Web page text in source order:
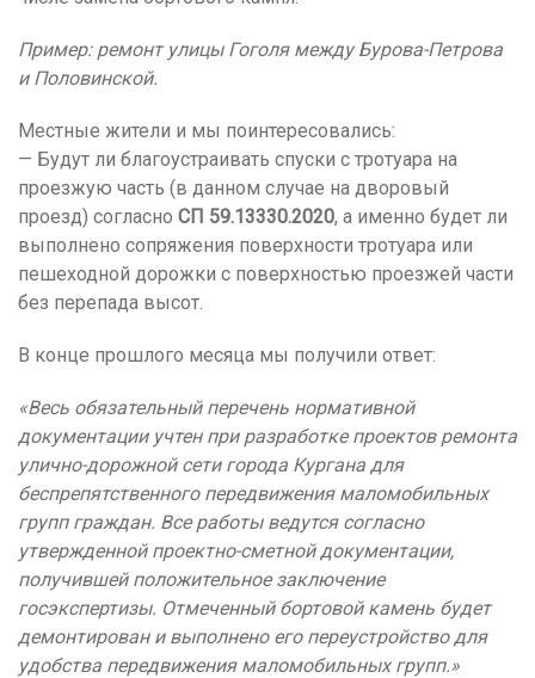
Пример: ремонт улицы Гоголя между Бурова-Петрова
и Половинской.
Местные жители и мы поинтересовались:
— Будут ли благоустраивать спуски с тротуара на
проезжую часть (в данном случае на дворовый
проезд) согласно СП 59.13330.2020, а именно будет ли
выполнено сопряжения поверхности тротуара или
пешеходной дорожки с поверхностью проезжей части
без перепада высот.
В конце прошлого месяца мы получили ответ:
«Весь обязательный перечень нормативной
документации учтен при разработке проектов ремонта
улично-дорожной сети города Кургана для
беспрепятственного передвижения маломобильных
групп граждан. Все работы ведутся согласно
утвержденной проектно-сметной документации,
получившей положительное заключение
госэкспертизы. Отмеченный бортовой камень будет
демонтирован и выполнено его переустройство для
удобства передвижения маломобильных групп.»